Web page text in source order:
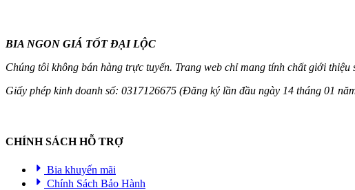
BIA NGON GIÁ TỐT ĐẠI LỘC
Chúng tôi không bán hàng trực tuyến. Trang web chỉ mang tính chất giới
Giấy phép kinh doanh số: 0317126675 (Đăng ký lần đầu ngày 14 tháng 01
CHÍNH SÁCH HỖ TRỢ
Bia khuyến mãi
Chính Sách Bảo Hành